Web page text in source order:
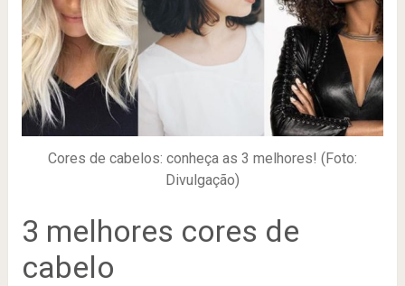
Cores de cabelos: conheça as 3 melhores! (Foto:
Divulgação)
3 melhores cores de
cabelo